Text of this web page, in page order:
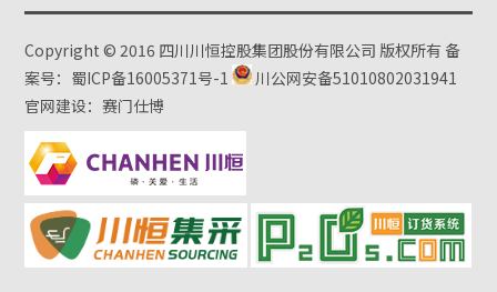
Copyright © 2016 四川川恒控股集团股份有限公司 版权所有备
案号：蜀ICP备16005371号-1
川公网安备51010802031941
官网建设：赛门仕博